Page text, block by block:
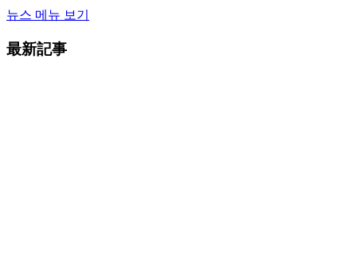
뉴스 메뉴 보기
最新記事